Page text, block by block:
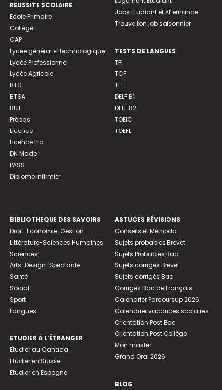
REUSSITE SCOLAIRE
Ecole Primaire
Collège
CAP
Lycée général et technologique
Lycée Professionnel
Lycée Agricole
BTS
BTSA
BUT
Prépas
Licence
Licence Pro
DN Made
PASS
Diplome infirmier
Jobs Etudiant et Alternance
Trouve ton job saisonnier
TESTS DE LANGUES
TFI
TCF
TEF
DELF B1
DELF B2
TOEIC
TOEFL
BIBLIOTHEQUE DES SAVOIRS
Droit-Economie-Gestion
Littérature-Sciences Humaines
Sciences
Arts-Design-Spectacle
Santé
Social
Sport
Langues
ETUDIER À L’ÉTRANGER
Etudier au Canada
Etudier en Suisse
Etudier en Espagne
ASTUCES RÉVISIONS
Conseils et Méthodo
Sujets probables Brevet
Sujets Probables Bac
Sujets corrigés Brevet
Sujets corrigés Bac
Corrigés Bac de Français
Calendrier Parcoursup 2026
Calendrier vacances scolaires
Orientation Post Bac
Orientation Post Collège
Mon master
Grand Oral 2026
BLOG